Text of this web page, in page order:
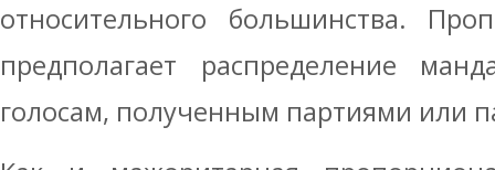
относительного большинства.
предполагает распределение
голосам, полученным партиями или